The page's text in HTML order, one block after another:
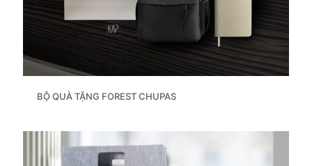
BỘ QUÀ TẶNG FOREST CHUPAS